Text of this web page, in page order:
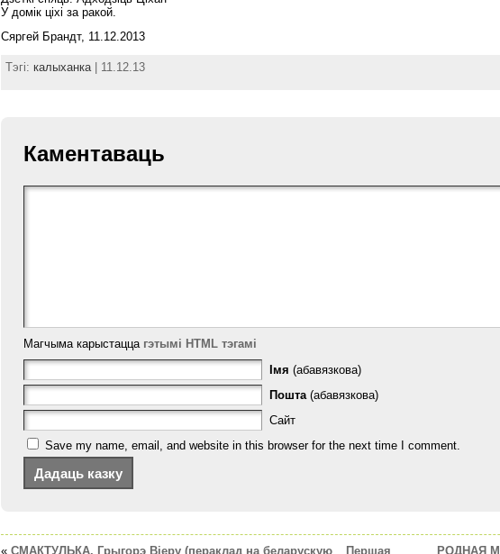
У домiк цiхi за ракой.
Сяргей Брандт, 11.12.2013
Тэгі: калыханка| 11.12.13
Каментаваць
Магчыма карыстацца гэтымі HTML тэгамі
Імя (абавязкова)
Пошта(абавязкова)
Сайт
Save my name, email, and website in this browser for the next time I comment.
« СМАКТУЛЬКА. Грыгорэ Віеру (пераклад на беларускую Першая РОДНАЯ